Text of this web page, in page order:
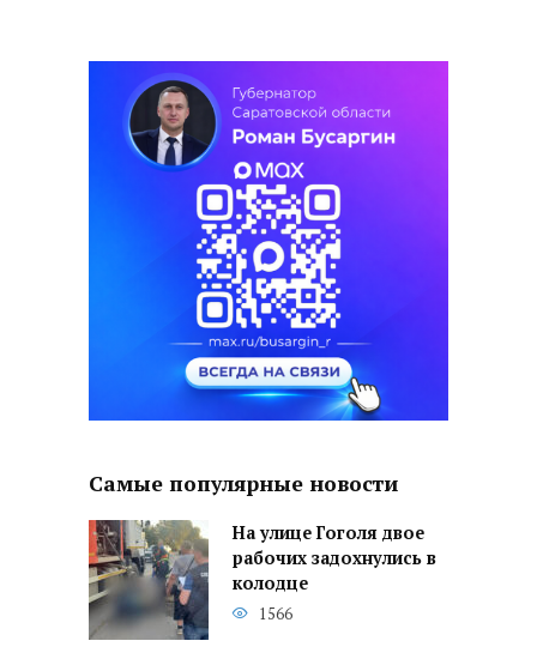
Самые популярные новости
На улице Гоголя двое
рабочих задохнулись в
колодце
1566